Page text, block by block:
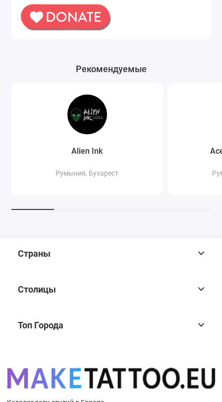
Рекомендуемые
Alien Ink
Румыния, Бухарест
Страны
Столицы
Топ Города